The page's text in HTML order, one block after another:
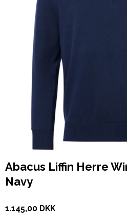
Abacus Liffin Herre
Navy
1.145,00 DKK